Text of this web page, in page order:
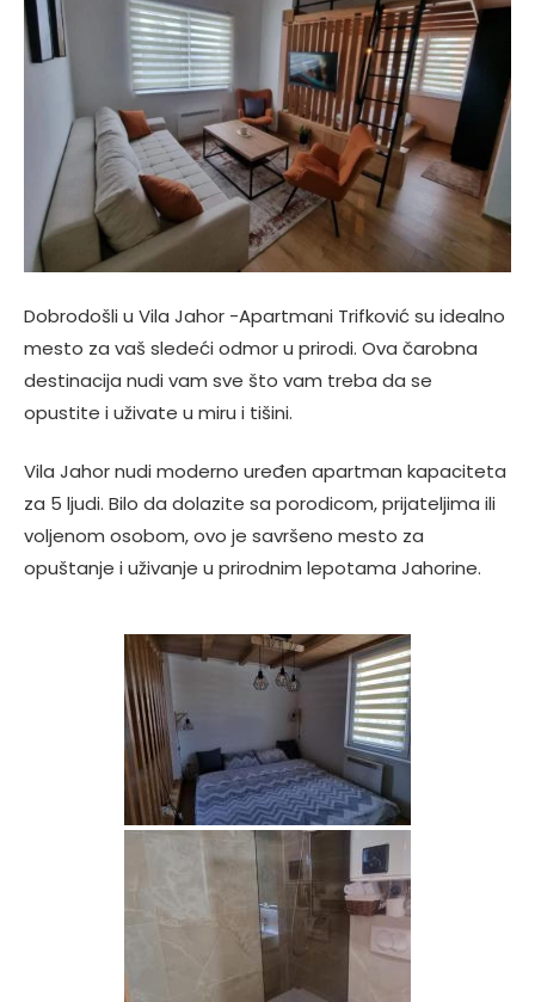
Dobrodošli u Vila Jahor -Apartmani Trifković su idealno
mesto za vaš sledeći odmor u prirodi. Ova čarobna
destinacija nudi vam sve što vam treba da se
opustite i uživate u miru i tišini.
Vila Jahor nudi moderno uređen apartman kapaciteta
za 5 ljudi. Bilo da dolazite sa porodicom, prijateljima ili
voljenom osobom, ovo je savršeno mesto za
opuštanje i uživanje u prirodnim lepotama Jahorine.